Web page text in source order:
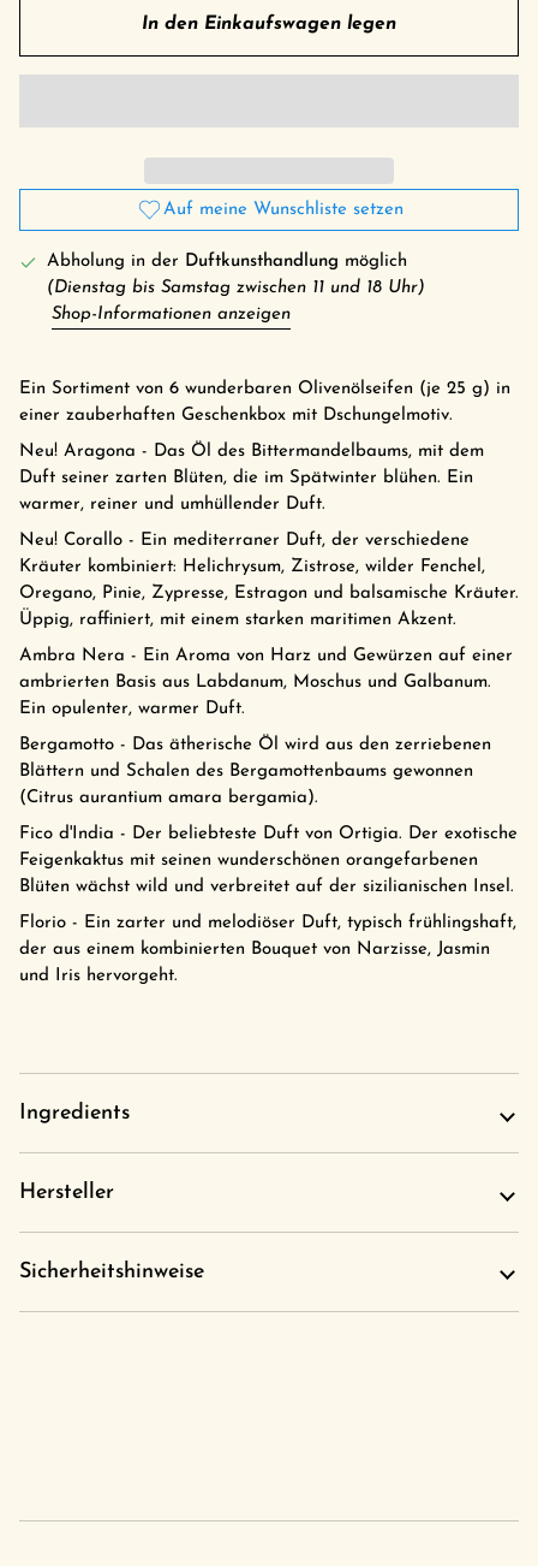
In den Einkaufswagen legen
Auf meine Wunschliste setzen
Abholung in der Duftkunsthandlung möglich
(Dienstag bis Samstag zwischen 11 und 18 Uhr)
Shop-Informationen anzeigen
Ein Sortiment von 6 wunderbaren Olivenölseifen (je 25 g) in
einer zauberhaften Geschenkbox mit Dschungelmotiv.
Neu! Aragona - Das Öl des Bittermandelbaums, mit dem
Duft seiner zarten Blüten, die im Spätwinter blühen. Ein
warmer, reiner und umhüllender Duft.
Neu! Corallo - Ein mediterraner Duft, der verschiedene
Kräuter kombiniert: Helichrysum, Zistrose, wilder Fenchel,
Oregano, Pinie, Zypresse, Estragon und balsamische Kräuter.
Üppig, raffiniert, mit einem starken maritimen Akzent.
Ambra Nera - Ein Aroma von Harz und Gewürzen auf einer
ambrierten Basis aus Labdanum, Moschus und Galbanum.
Ein opulenter, warmer Duft.
Bergamotto - Das ätherische Öl wird aus den zerriebenen
Blättern und Schalen des Bergamottenbaums gewonnen
(Citrus aurantium amara bergamia).
Fico d'India - Der beliebteste Duft von Ortigia. Der exotische
Feigenkaktus mit seinen wunderschönen orangefarbenen
Blüten wächst wild und verbreitet auf der sizilianischen Insel.
Florio - Ein zarter und melodiöser Duft, typisch frühlingshaft,
der aus einem kombinierten Bouquet von Narzisse, Jasmin
und Iris hervorgeht.
Ingredients
Hersteller
Sicherheitshinweise